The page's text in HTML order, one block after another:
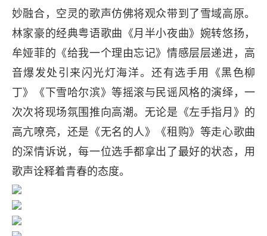
妙融合，空灵的歌声仿佛将观众带到了雪域高原。
林家豪的经典粤语歌曲《月半小夜曲》婉转悠扬，
牟娅菲的《给我一个理由忘记》情感层层递进，高
音爆发处引来闪光灯海洋。还有选手用《黑色柳
丁》《下雪哈尔滨》等摇滚与民谣风格的演绎，一
次次将现场氛围推向高潮。无论是《左手指月》的
高亢嘹亮，还是《无名的人》《租购》等走心歌曲
的深情诉说，每一位选手都拿出了最好的状态，用
歌声诠释着青春的态度。